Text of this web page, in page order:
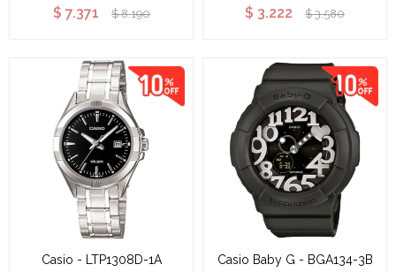
$ 7.371 $ 8.190 $ 3.222 $ 3.580
Casio - LTP1308D-1A Casio Baby G - BGA134-3B